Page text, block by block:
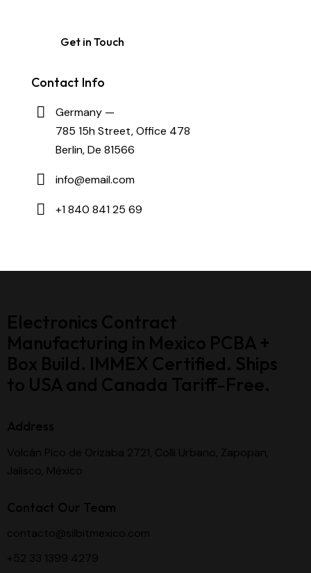
Contact Info
Germany —
785 15h Street, Office 478
Berlin, De 81566
info@email.com
+1 840 841 25 69
Electronics Contract
Manufacturing in Mexico PCBA +
Box Build. IMMEX Certified. Ships
to USA and Canada Tariff-Free.
Address
Volcán Pico de Orizaba 2721, Colli Urbano, Zapopan,
Jalisco, México
Contact Our Team
contacto@silbitmexico.com
+52 33 1399 4279